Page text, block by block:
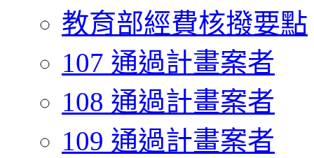
教育部經費核撥要點
107 通過計畫案者
108 通過計畫案者
109 通過計畫案者